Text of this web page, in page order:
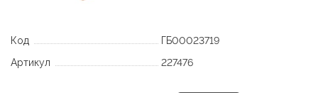
Код
ГБ00023719
Артикул
227476